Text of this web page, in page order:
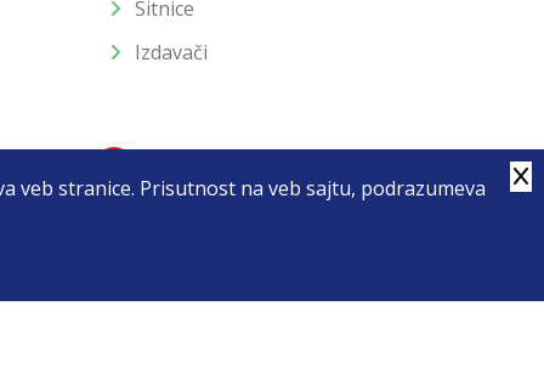
veb stranice. Prisutnost na veb sajtu, podrazumeva
Sitnice
Izdavači